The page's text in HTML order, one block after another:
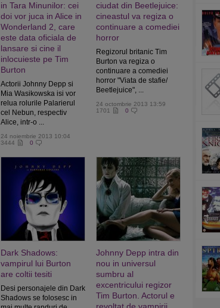
in Tara Minunilor: cei
doi vor juca in Alice in
Wonderland 2, care
este data oficiala de
lansare si cine il
inlocuieste pe Tim
Burton
Actorii Johnny Depp si
Mia Wasikowska isi vor
relua rolurile Palarierul
cel Nebun, respectiv
Alice, intr-o ...
24 noiembrie 2013 10:04
3444
0
ciudat din Beetlejuice:
cineastul va regiza o
continuare a comediei
horror
Regizorul britanic Tim
Burton va regiza o
continuare a comediei
horror "Viata de stafie/
Beetlejuice", ...
24 octombrie 2013 13:59
1701
0
Dark Shadows:
vampirul lui Burton
are coltii tesiti
Desi personajele din Dark
Shadows se folosesc in
Johnny Depp intra din
nou in universul
sumbru al
excentricului regizor
Tim Burton. Actorul e